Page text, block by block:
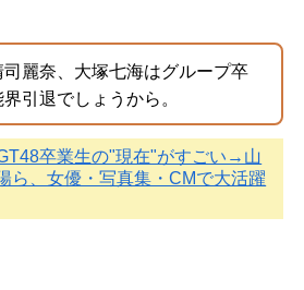
麗奈、大塚七海はグループ卒
引退でしょうから。
卒業生の"現在"がすごい→山
ら、女優・写真集・CMで大活躍